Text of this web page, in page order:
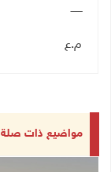
ـــــــ
م.ع
مواضيع ذات صلة